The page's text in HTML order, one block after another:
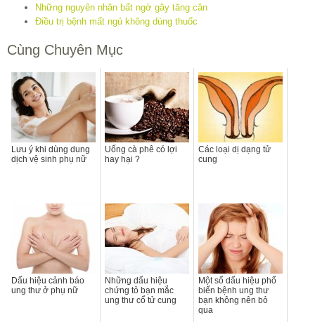
Những nguyên nhân bất ngờ gây tăng cân
Điều trị bệnh mất ngủ không dùng thuốc
Cùng Chuyên Mục
Lưu ý khi dùng dung
dịch vệ sinh phụ nữ
Uống cà phê có lợi
hay hại ?
Các loại dị dạng tử
cung
Dấu hiệu cảnh báo
ung thư ở phụ nữ
Những dấu hiệu
chứng tỏ bạn mắc
ung thư cổ tử cung
Một số dấu hiệu phổ
biến bệnh ung thư
bạn không nên bỏ
qua